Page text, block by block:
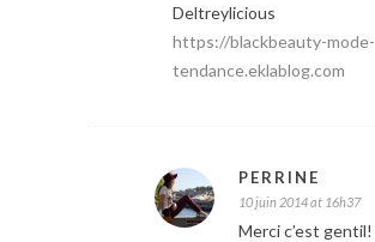
Deltreylicious
https://blackbeauty-mode-
tendance.eklablog.com
PERRINE
10 juin 2014 at 16h37
Merci c’est gentil!